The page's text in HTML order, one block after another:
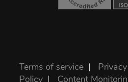
Terms of service |
Policy | Content